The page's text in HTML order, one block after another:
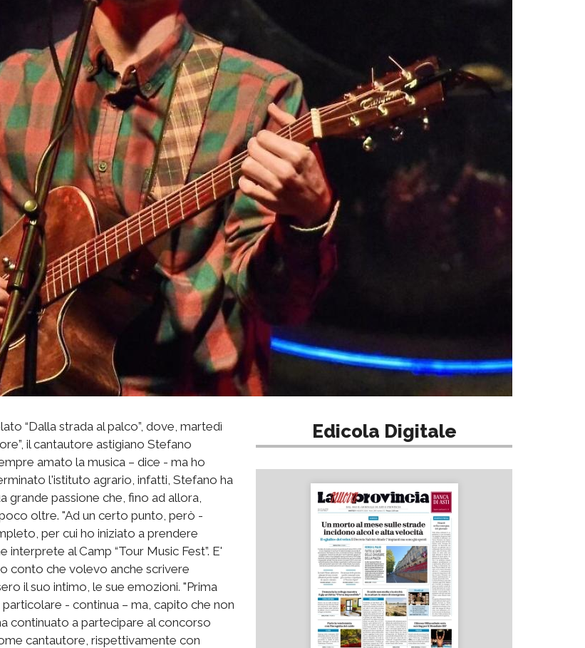
“Dalla strada al palco”, dove, martedì
il cantautore astigiano Stefano
amato la musica – dice - ma ho
l'istituto agrario, infatti, Stefano ha
grande passione che, fino ad allora,
oltre. "Ad un certo punto, però -
per cui ho iniziato a prendere
al Camp “Tour Music Fest”. E'
conto che volevo anche scrivere
il suo intimo, le sue emozioni. "Prima
- continua – ma, capito che non
continuato a partecipare al concorso
cantautore, rispettivamente con
Edicola Digitale